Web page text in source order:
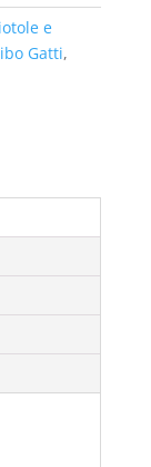
e
Gatti,